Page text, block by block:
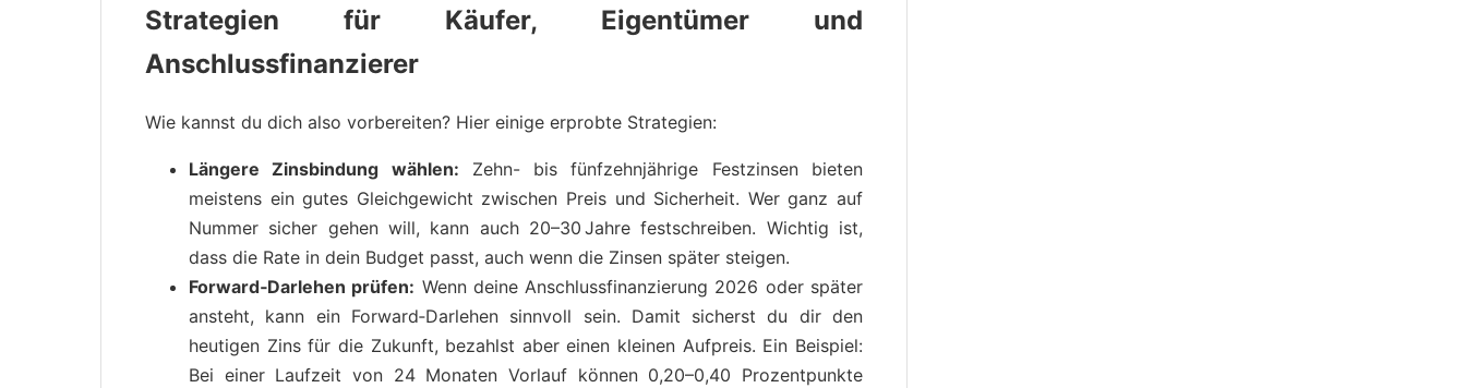
Strategien für Käufer, Eigentümer und
Anschlussfinanzierer
Wie kannst du dich also vorbereiten? Hier einige erprobte Strategien:
Längere Zinsbindung wählen: Zehn- bis fünfzehnjährige Festzinsen bieten
meistens ein gutes Gleichgewicht zwischen Preis und Sicherheit. Wer ganz auf
Nummer sicher gehen will, kann auch 20–30 Jahre festschreiben. Wichtig ist,
dass die Rate in dein Budget passt, auch wenn die Zinsen später steigen.
Forward‑Darlehen prüfen: Wenn deine Anschlussfinanzierung 2026 oder später
ansteht, kann ein Forward‑Darlehen sinnvoll sein. Damit sicherst du dir den
heutigen Zins für die Zukunft, bezahlst aber einen kleinen Aufpreis. Ein Beispiel:
Bei einer Laufzeit von 24 Monaten Vorlauf können 0,20–0,40 Prozentpunkte